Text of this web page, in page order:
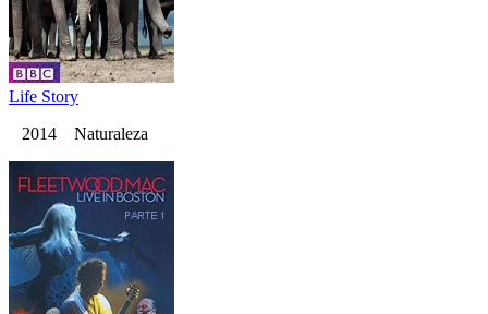
Life Story
2014 Naturaleza